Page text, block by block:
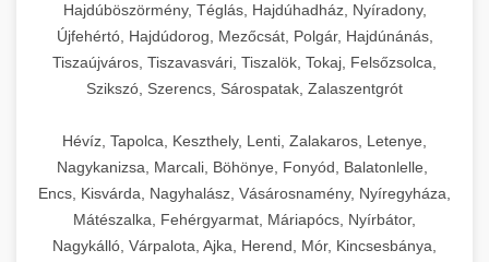
Hajdúböszörmény, Téglás, Hajdúhadház, Nyíradony,
Újfehértó, Hajdúdorog, Mezőcsát, Polgár, Hajdúnánás,
Tiszaújváros, Tiszavasvári, Tiszalök, Tokaj, Felsőzsolca,
Szikszó, Szerencs, Sárospatak, Zalaszentgrót
Hévíz, Tapolca, Keszthely, Lenti, Zalakaros, Letenye,
Nagykanizsa, Marcali, Böhönye, Fonyód, Balatonlelle,
Encs, Kisvárda, Nagyhalász, Vásárosnamény, Nyíregyháza,
Mátészalka, Fehérgyarmat, Máriapócs, Nyírbátor,
Nagykálló, Várpalota, Ajka, Herend, Mór, Kincsesbánya,